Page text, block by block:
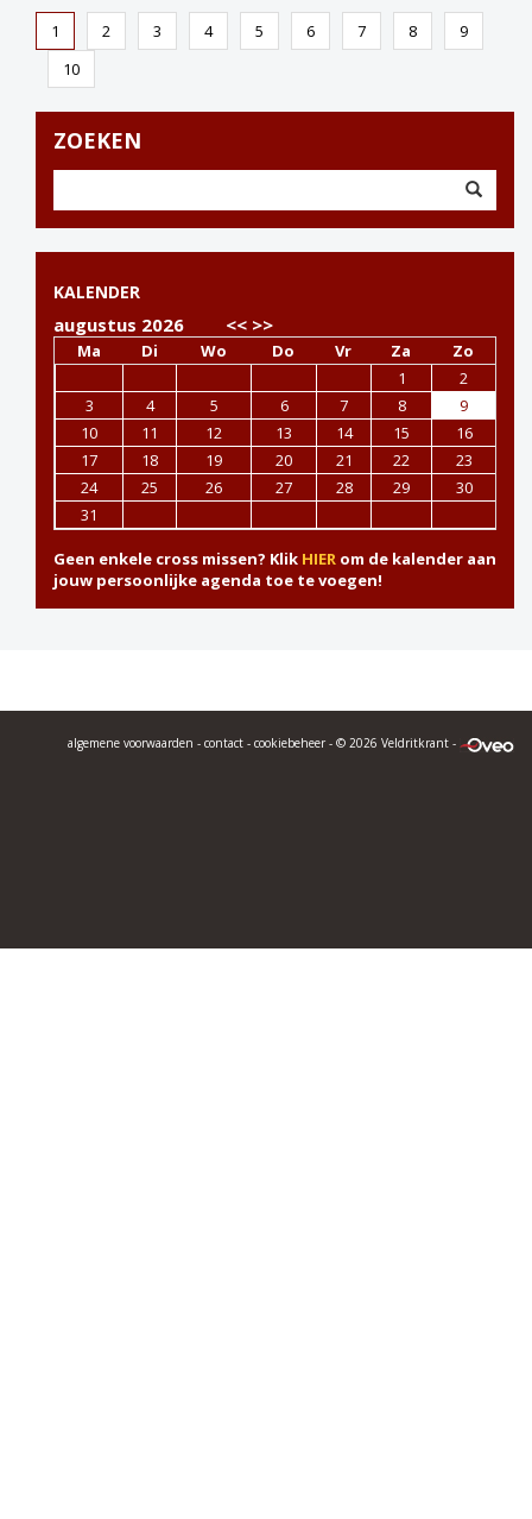
1 2 3 4 5 6 7 8
9
10
ZOEKEN
KALENDER
augustus 2026 << >>
Ma Di Wo Do Vr Za
Zo
1
2
3
4 5 6 7 8
9
10
11 12 13 14 15
16
17
18 19 20 21 22
23
24
25 26 27 28 29
30
31
Geen enkele cross missen? Klik HIER om de kalender aan
jouw persoonlijke agenda toe te voegen!
algemene voorwaarden - contact - cookiebeheer - © 2026 Veldritkrant -